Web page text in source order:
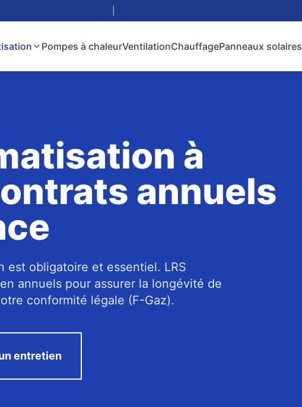
Pompes à chaleurVentilationChauffagePanneaux solaires
à
annuels
est obligatoire et essentiel. LRS
annuels pour assurer la longévité de
conformité légale (F-Gaz).
entretien